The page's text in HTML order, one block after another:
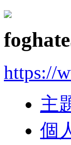
https://
主
個